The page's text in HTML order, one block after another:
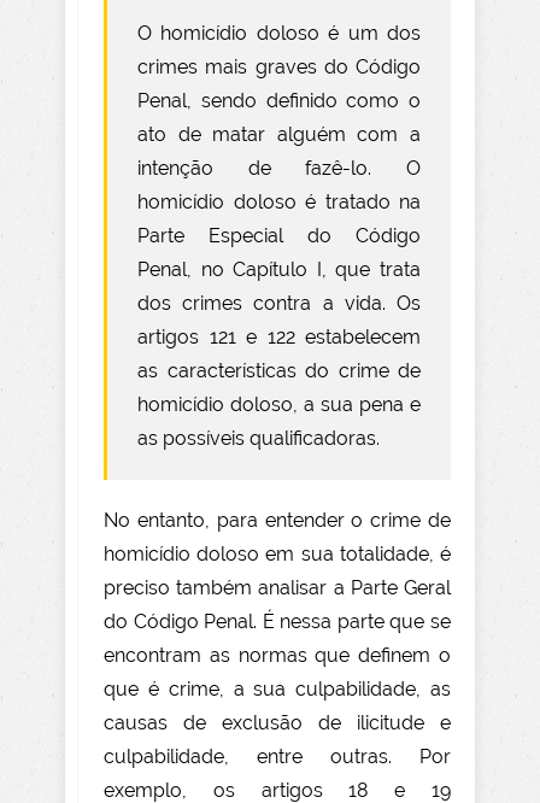
O homicídio doloso é um dos
crimes mais graves do Código
Penal, sendo definido como o
ato de matar alguém com a
intenção de fazê-lo. O
homicídio doloso é tratado na
Parte Especial do Código
Penal, no Capítulo I, que trata
dos crimes contra a vida. Os
artigos 121 e 122 estabelecem
as características do crime de
homicídio doloso, a sua pena e
as possíveis qualificadoras.
No entanto, para entender o crime de
homicídio doloso em sua totalidade, é
preciso também analisar a Parte Geral
do Código Penal. É nessa parte que se
encontram as normas que definem o
que é crime, a sua culpabilidade, as
causas de exclusão de ilicitude e
culpabilidade, entre outras. Por
exemplo, os artigos 18 e 19